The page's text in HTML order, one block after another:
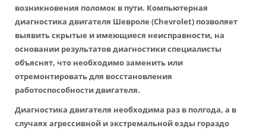
возникновения поломок в пути. Компьютерная
диагностика двигателя Шевроле (Chevrolet) позволяет
выявить скрытые и имеющиеся неисправности, на
основании результатов диагностики специалисты
объяснят, что необходимо заменить или
отремонтировать для восстановления
работоспособности двигателя.
Диагностика двигателя необходима раз в полгода, а в
случаях агрессивной и экстремальной езды гораздо